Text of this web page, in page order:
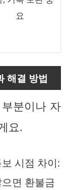
요
해결 방법
분이나 자
요.
시점 차이:
면 환불금